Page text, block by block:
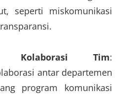
seperti miskomunikasi
Kolaborasi Tim:
antar departemen
program komunikasi